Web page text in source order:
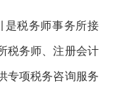
是税务师事务所接
税务师、注册会计
专项税务咨询服务